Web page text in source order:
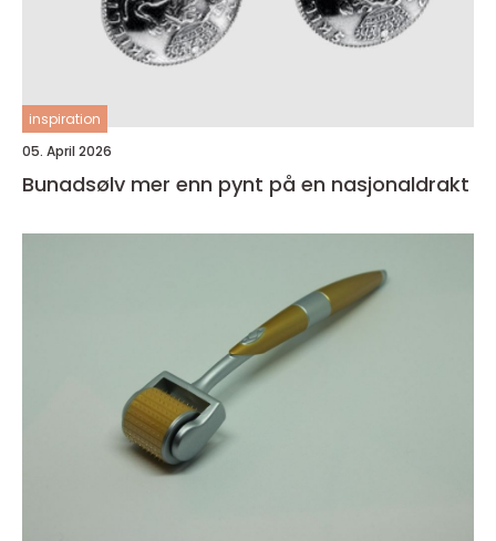
inspiration
05. April 2026
Bunadsølv mer enn pynt på en nasjonaldrakt